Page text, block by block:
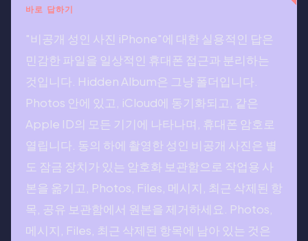
바로 답하기
"비공개 성인 사진 iPhone"에 대한 실용적인 답은
민감한 파일을 일상적인 휴대폰 접근과 분리하는
것입니다. Hidden Album은 그냥 폴더입니다.
Photos 안에 있고, iCloud에 동기화되고, 같은
Apple ID의 모든 기기에 나타나며, 휴대폰 암호로
열립니다. 동의 하에 촬영한 성인 비공개 사진은 별
도 잠금 장치가 있는 암호화 보관함으로 작업용 사
본을 옮기고, Photos, Files, 메시지, 최근 삭제된 항
목, 공유 보관함에서 원본을 제거하세요. Photos,
메시지, Files, 최근 삭제된 항목에 남아 있는 것은